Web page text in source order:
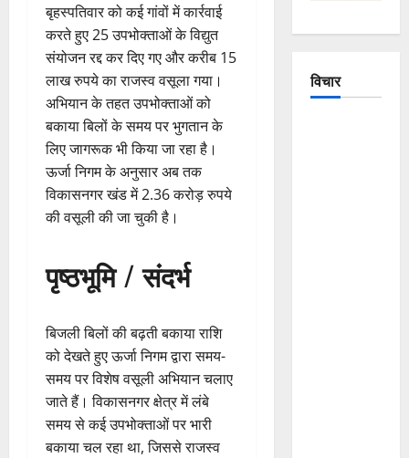
बृहस्पतिवार को कई गांवों में कार्रवाई
करते हुए 25 उपभोक्ताओं के विद्युत
संयोजन रद्द कर दिए गए और करीब 15
लाख रुपये का राजस्व वसूला गया।
अभियान के तहत उपभोक्ताओं को
बकाया बिलों के समय पर भुगतान के
लिए जागरूक भी किया जा रहा है।
ऊर्जा निगम के अनुसार अब तक
विकासनगर खंड में 2.36 करोड़ रुपये
की वसूली की जा चुकी है।
पृष्ठभूमि / संदर्भ
बिजली बिलों की बढ़ती बकाया राशि
को देखते हुए ऊर्जा निगम द्वारा समय-
समय पर विशेष वसूली अभियान चलाए
जाते हैं। विकासनगर क्षेत्र में लंबे
समय से कई उपभोक्ताओं पर भारी
बकाया चल रहा था, जिससे राजस्व
विचार